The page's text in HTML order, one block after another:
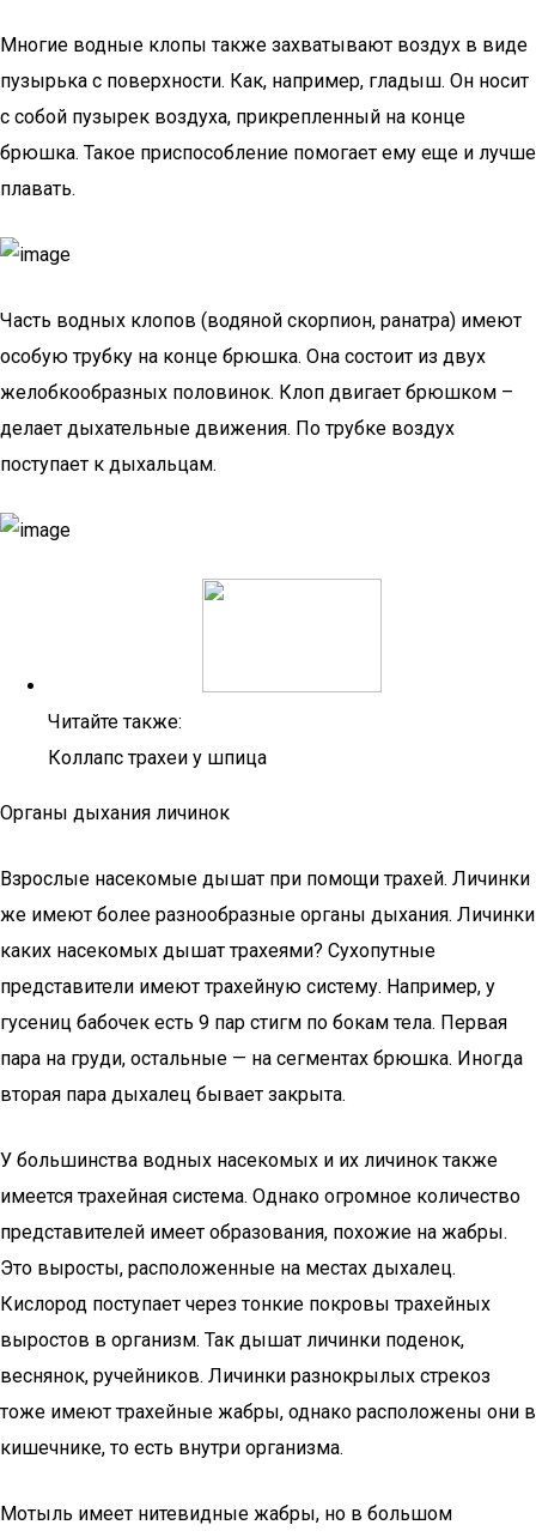
Многие водные клопы также захватывают воздух в виде
пузырька с поверхности. Как, например, гладыш. Он носит
с собой пузырек воздуха, прикрепленный на конце
брюшка. Такое приспособление помогает ему еще и лучше
плавать.
Часть водных клопов (водяной скорпион, ранатра) имеют
особую трубку на конце брюшка. Она состоит из двух
желобкообразных половинок. Клоп двигает брюшком –
делает дыхательные движения. По трубке воздух
поступает к дыхальцам.
Читайте также:
Коллапс трахеи у шпица
Органы дыхания личинок
Взрослые насекомые дышат при помощи трахей. Личинки
же имеют более разнообразные органы дыхания. Личинки
каких насекомых дышат трахеями? Сухопутные
представители имеют трахейную систему. Например, у
гусениц бабочек есть 9 пар стигм по бокам тела. Первая
пара на груди, остальные — на сегментах брюшка. Иногда
вторая пара дыхалец бывает закрыта.
У большинства водных насекомых и их личинок также
имеется трахейная система. Однако огромное количество
представителей имеет образования, похожие на жабры.
Это выросты, расположенные на местах дыхалец.
Кислород поступает через тонкие покровы трахейных
выростов в организм. Так дышат личинки поденок,
веснянок, ручейников. Личинки разнокрылых стрекоз
тоже имеют трахейные жабры, однако расположены они в
кишечнике, то есть внутри организма.
Мотыль имеет нитевидные жабры, но в большом